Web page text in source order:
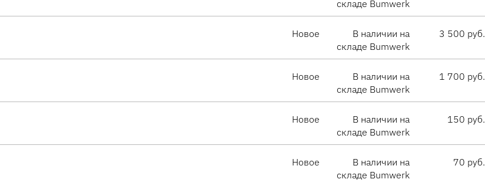
складе Bumwerk
Новое
В наличии на
складе Bumwerk
3 500 руб.
Новое
В наличии на
складе Bumwerk
1 700 руб.
Новое
В наличии на
складе Bumwerk
150 руб.
Новое
В наличии на
складе Bumwerk
70 руб.